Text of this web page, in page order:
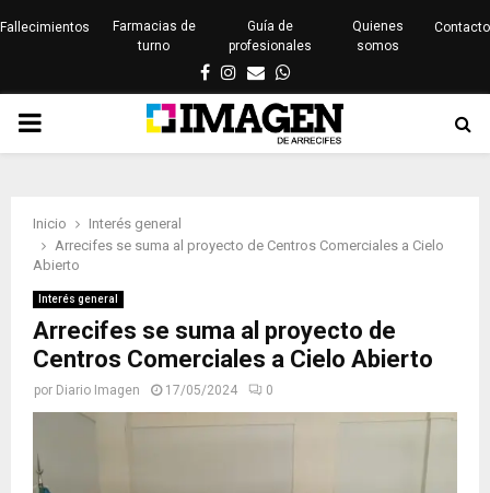
Fallecimientos
Farmacias de
turno
Guía de
profesionales
Quienes
somos
Contacto
Facebook
Instagram
EmailWhatsapp
PRIMARY
Inicio
Interés general
Arrecifes se suma al proyecto de Centros Comerciales a Cielo
Abierto
Interés general
Arrecifes se suma al proyecto de
Centros Comerciales a Cielo Abierto
por Diario Imagen 17/05/2024 0